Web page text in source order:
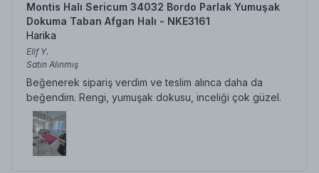
Montis Halı Sericum 34032 Bordo Parlak Yumuşak
Dokuma Taban Afgan Halı - NKE3161
Harika
Elif Y.
Satın Alınmış
Beğenerek sipariş verdim ve teslim alınca daha da
beğendim. Rengi, yumuşak dokusu, inceliği çok güzel.